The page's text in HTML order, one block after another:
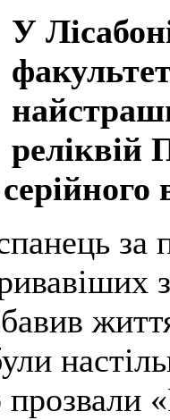
У
реліквій
за